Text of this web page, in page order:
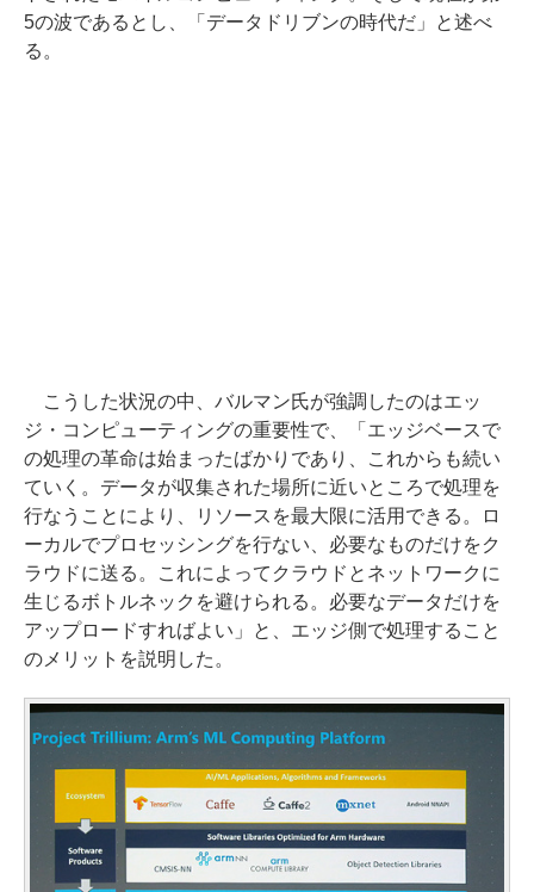
5の波であるとし、「データドリブンの時代だ」と述べ
る。
こうした状況の中、バルマン氏が強調したのはエッ
ジ・コンピューティングの重要性で、「エッジベースで
の処理の革命は始まったばかりであり、これからも続い
ていく。データが収集された場所に近いところで処理を
行なうことにより、リソースを最大限に活用できる。ロ
ーカルでプロセッシングを行ない、必要なものだけをク
ラウドに送る。これによってクラウドとネットワークに
生じるボトルネックを避けられる。必要なデータだけを
アップロードすればよい」と、エッジ側で処理すること
のメリットを説明した。